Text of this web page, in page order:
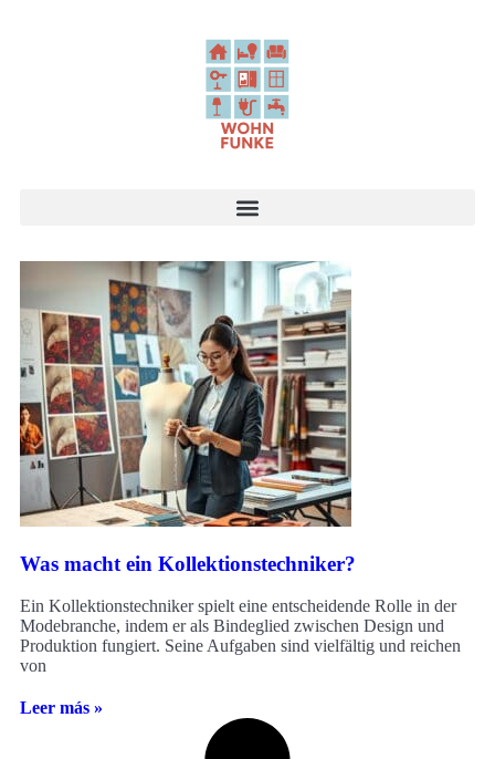
Was macht ein Kollektionstechniker?
Ein Kollektionstechniker spielt eine entscheidende Rolle in der
Modebranche, indem er als Bindeglied zwischen Design und
Produktion fungiert. Seine Aufgaben sind vielfältig und reichen
von
Leer más »